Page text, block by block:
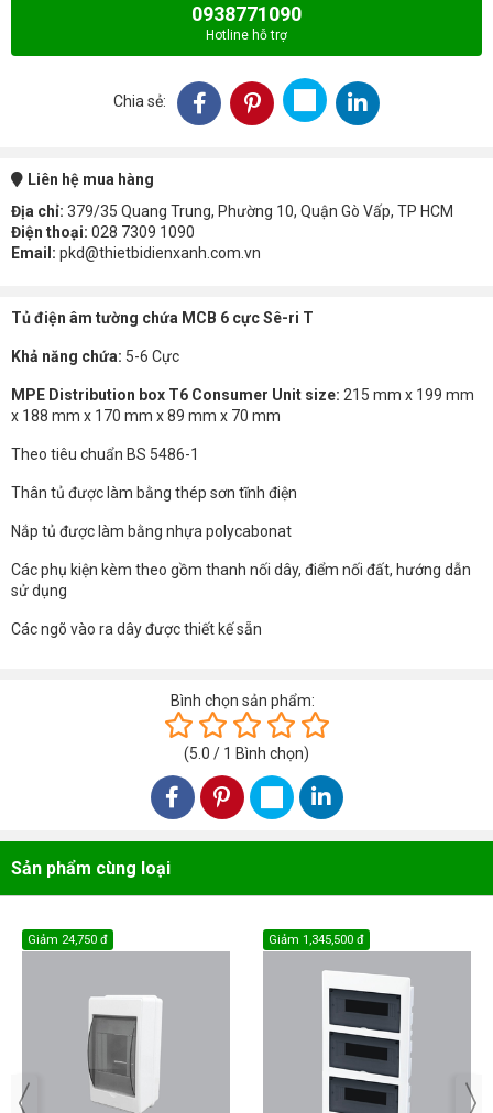
0938771090
Hotline hỗ trợ
Chia sẻ:
Liên hệ mua hàng
Địa chỉ: 379/35 Quang Trung, Phường 10, Quận Gò Vấp, TP HCM
Điện thoại: 028 7309 1090
Email: pkd@thietbidienxanh.com.vn
Tủ điện âm tường chứa MCB 6 cực Sê-ri T
Khả năng chứa: 5-6 Cực
MPE Distribution box T6 Consumer Unit size: 215 mm x 199 mm
x 188 mm x 170 mm x 89 mm x 70 mm
Theo tiêu chuẩn BS 5486-1
Thân tủ được làm bằng thép sơn tĩnh điện
Nắp tủ được làm bằng nhựa polycabonat
Các phụ kiện kèm theo gồm thanh nối dây, điểm nối đất, hướng dẫn
sử dụng
Các ngõ vào ra dây được thiết kế sẵn
Bình chọn sản phẩm:
(5.0 / 1 Bình chọn)
Sản phẩm cùng loại
Giảm 24,750 đ Giảm 1,345,500 đ